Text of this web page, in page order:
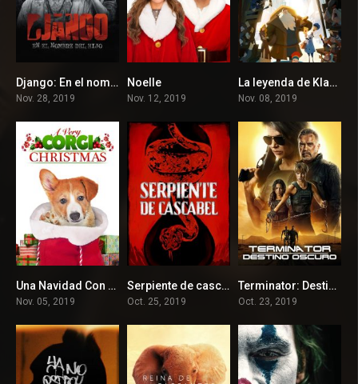
7.2Django: En el nombre del hijo
Nov. 28, 2019
Noelle
Nov. 12, 2019
8.2La leyenda de Klaus
Nov. 08, 2019
5.4Una Navidad Con Corgi
Nov. 05, 2019
4.7Serpiente de cascabel
Oct. 25, 2019
6.2
Terminator: Destino oculto
Oct. 23, 2019